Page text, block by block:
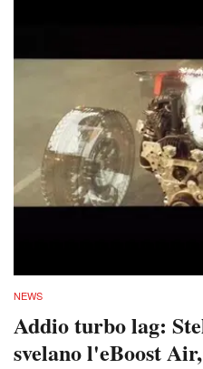
NEWS
Addio turbo lag:
svelano l'eBoost